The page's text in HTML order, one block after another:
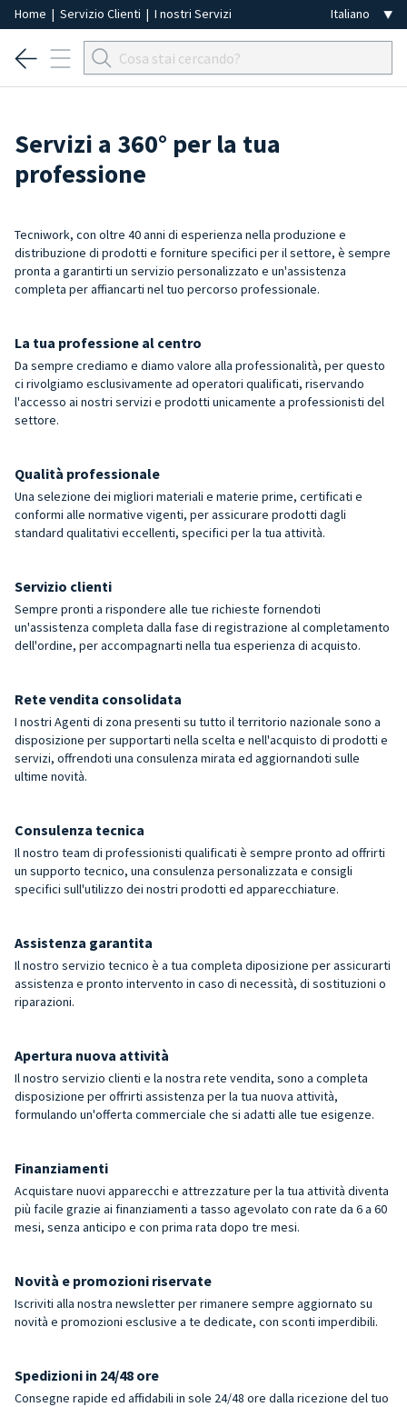
Home | Servizio Clienti | I nostri Servizi
Servizi a 360° per la tua
professione
Tecniwork, con oltre 40 anni di esperienza nella produzione e
distribuzione di prodotti e forniture specifici per il settore, è sempre
pronta a garantirti un servizio personalizzato e un'assistenza
completa per affiancarti nel tuo percorso professionale.
La tua professione al centro
Da sempre crediamo e diamo valore alla professionalità, per questo
ci rivolgiamo esclusivamente ad operatori qualificati, riservando
l'accesso ai nostri servizi e prodotti unicamente a professionisti del
settore.
Qualità professionale
Una selezione dei migliori materiali e materie prime, certificati e
conformi alle normative vigenti, per assicurare prodotti dagli
standard qualitativi eccellenti, specifici per la tua attività.
Servizio clienti
Sempre pronti a rispondere alle tue richieste fornendoti
un'assistenza completa dalla fase di registrazione al completamento
dell'ordine, per accompagnarti nella tua esperienza di acquisto.
Rete vendita consolidata
I nostri Agenti di zona presenti su tutto il territorio nazionale sono a
disposizione per supportarti nella scelta e nell'acquisto di prodotti e
servizi, offrendoti una consulenza mirata ed aggiornandoti sulle
ultime novità.
Consulenza tecnica
Il nostro team di professionisti qualificati è sempre pronto ad offrirti
un supporto tecnico, una consulenza personalizzata e consigli
specifici sull'utilizzo dei nostri prodotti ed apparecchiature.
Assistenza garantita
Il nostro servizio tecnico è a tua completa diposizione per assicurarti
assistenza e pronto intervento in caso di necessità, di sostituzioni o
riparazioni.
Apertura nuova attività
Il nostro servizio clienti e la nostra rete vendita, sono a completa
disposizione per offrirti assistenza per la tua nuova attività,
formulando un'offerta commerciale che si adatti alle tue esigenze.
Finanziamenti
Acquistare nuovi apparecchi e attrezzature per la tua attività diventa
più facile grazie ai finanziamenti a tasso agevolato con rate da 6 a 60
mesi, senza anticipo e con prima rata dopo tre mesi.
Novità e promozioni riservate
Iscriviti alla nostra newsletter per rimanere sempre aggiornato su
novità e promozioni esclusive a te dedicate, con sconti imperdibili.
Spedizioni in 24/48 ore
Consegne rapide ed affidabili in sole 24/48 ore dalla ricezione del tuo